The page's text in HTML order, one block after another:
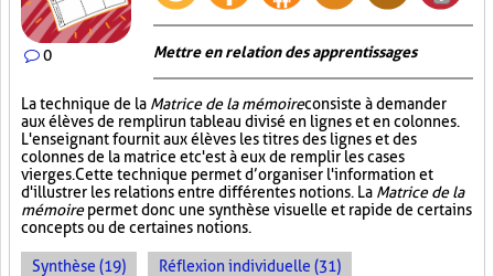
0 Mettre en relation des apprentissages
La technique de la Matrice de la mémoireconsiste à demander
aux élèves de remplir un tableau divisé en lignes et en colonnes.
L'enseignant fournit aux élèves les titres des lignes et des
colonnes de la matrice et c'est à eux de remplir les cases
vierges. Cette technique permet d’organiser l'information et
d'illustrer les relations entre différentes notions. La Matrice de la
mémoirepermet donc une synthèse visuelle et rapide de certains
concepts ou de certaines notions.
Synthèse (19) Réflexion individuelle (31)